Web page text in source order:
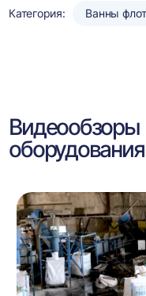
Категория: Ванны
Видеообзоры
оборудования